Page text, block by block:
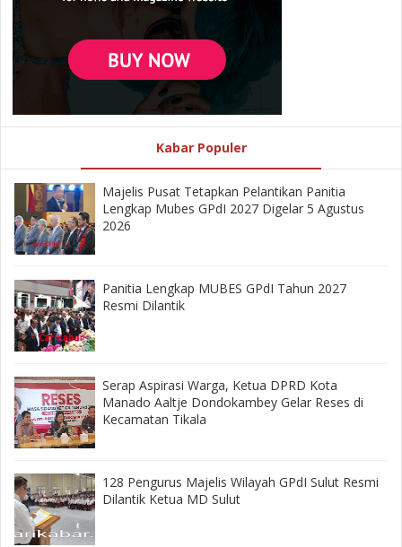
Kabar Populer
Majelis Pusat Tetapkan Pelantikan Panitia
Lengkap Mubes GPdI 2027 Digelar 5 Agustus
2026
Panitia Lengkap MUBES GPdI Tahun 2027
Resmi Dilantik
‎Serap Aspirasi Warga, Ketua DPRD Kota
Manado Aaltje Dondokambey Gelar Reses di
Kecamatan Tikala ‎
128 Pengurus Majelis Wilayah GPdI Sulut Resmi
Dilantik Ketua MD Sulut